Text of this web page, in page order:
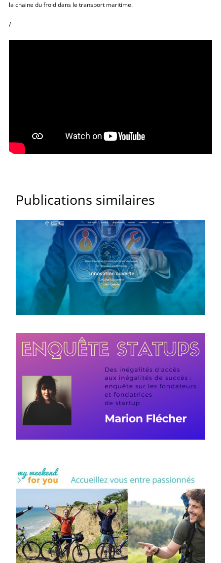
la chaine du froid dans le transport maritime.
/
Publications similaires